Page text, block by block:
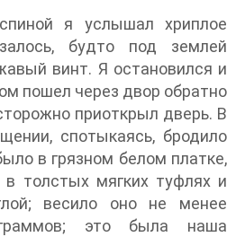
я услышал хриплое
будто под землей
винт. Я остановился и
пошел через двор обратно
приоткрыл дверь. В
спотыкаясь, бродило
в грязном белом платке,
в толстых мягких туфлях и
весило оно не менее
это была наша